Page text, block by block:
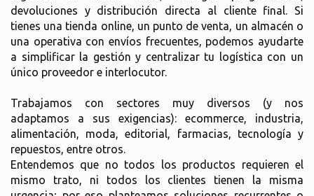
devoluciones y distribución directa al cliente final. Si
tienes una tienda online, un punto de venta, un almacén o
una operativa con envíos frecuentes, podemos ayudarte
a simplificar la gestión y centralizar tu logística con un
único proveedor e interlocutor.
Trabajamos con sectores muy diversos (y nos
adaptamos a sus exigencias): ecommerce, industria,
alimentación, moda, editorial, farmacias, tecnología y
repuestos, entre otros.
Entendemos que no todos los productos requieren el
mismo trato, ni todos los clientes tienen la misma